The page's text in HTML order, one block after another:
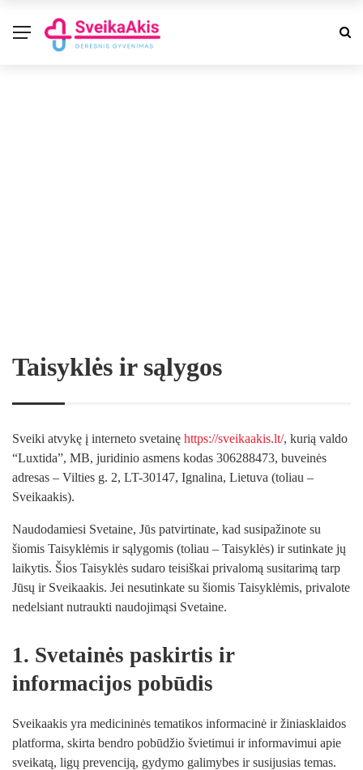
Taisyklės ir sąlygos
Sveiki atvykę į interneto svetainę https://sveikaakis.lt/, kurią valdo
“Luxtida”, MB, juridinio asmens kodas 306288473, buveinės
adresas – Vilties g. 2, LT-30147, Ignalina, Lietuva (toliau –
Sveikaakis).
Naudodamiesi Svetaine, Jūs patvirtinate, kad susipažinote su
šiomis Taisyklėmis ir sąlygomis (toliau – Taisyklės) ir sutinkate jų
laikytis. Šios Taisyklės sudaro teisiškai privalomą susitarimą tarp
Jūsų ir Sveikaakis. Jei nesutinkate su šiomis Taisyklėmis, privalote
nedelsiant nutraukti naudojimąsi Svetaine.
1. Svetainės paskirtis ir
informacijos pobūdis
Sveikaakis yra medicininės tematikos informacinė ir žiniasklaidos
platforma, skirta bendro pobūdžio švietimui ir informavimui apie
sveikatą, ligų prevenciją, gydymo galimybes ir susijusias temas.